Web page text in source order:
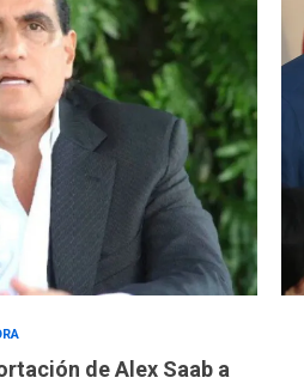
de Alex Saab a